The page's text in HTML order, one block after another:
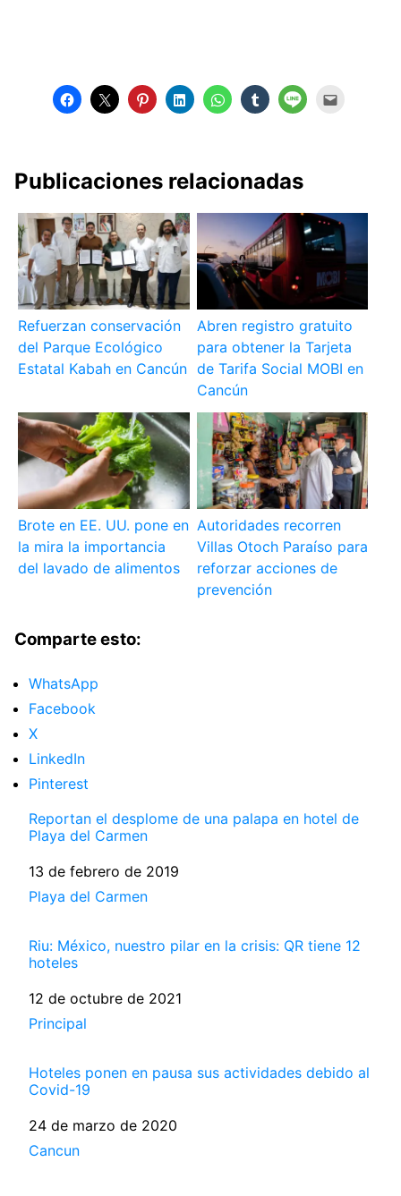
Publicaciones relacionadas
Refuerzan conservación
del Parque Ecológico
Estatal Kabah en Cancún
Abren registro gratuito
para obtener la Tarjeta
de Tarifa Social MOBI en
Cancún
Brote en EE. UU. pone en
la mira la importancia
del lavado de alimentos
Autoridades recorren
Villas Otoch Paraíso para
reforzar acciones de
prevención
Comparte esto:
WhatsApp
Facebook
X
LinkedIn
Pinterest
Reportan el desplome de una palapa en hotel de
Playa del Carmen
Fecha
13 de febrero de 2019
Respecto a
Playa del Carmen
Riu: México, nuestro pilar en la crisis: QR tiene 12
hoteles
Fecha
12 de octubre de 2021
Respecto a
Principal
Hoteles ponen en pausa sus actividades debido al
Covid-19
Fecha
24 de marzo de 2020
Respecto a
Cancun